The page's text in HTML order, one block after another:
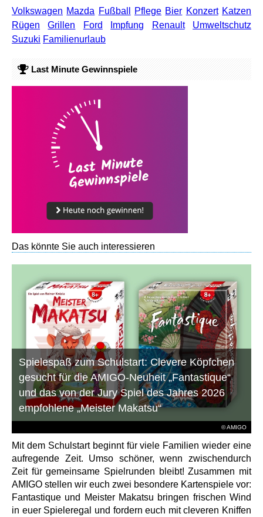
Volkswagen Mazda Fußball Pflege Bier Konzert Katzen
Rügen
Grillen Ford Impfung Renault
Umweltschutz
Suzuki Familienurlaub
Last Minute Gewinnspiele
Das könnte Sie auch interessieren
© AMIGO
Spielespaß zum Schulstart: Clevere Köpfchen
gesucht für die AMIGO-Neuheit „Fantastique“
und das von der Jury Spiel des Jahres 2026
empfohlene „Meister Makatsu“
Mit dem Schulstart beginnt für viele Familien wieder eine
aufregende Zeit. Umso schöner, wenn zwischendurch
Zeit für gemeinsame Spielrunden bleibt! Zusammen mit
AMIGO stellen wir euch zwei besondere Kartenspiele vor:
Fantastique und Meister Makatsu bringen frischen Wind
in euer Spieleregal und fordern euch mit cleveren Kniffen